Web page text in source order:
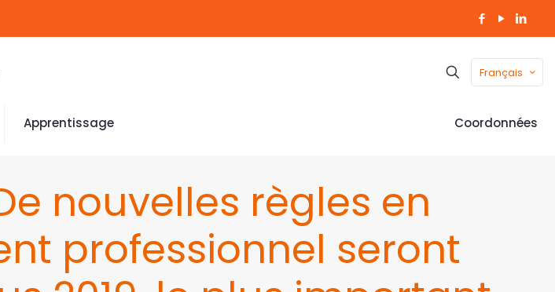
Français
Apprentissage Coordonnées
nouvelles règles en
professionnel seront